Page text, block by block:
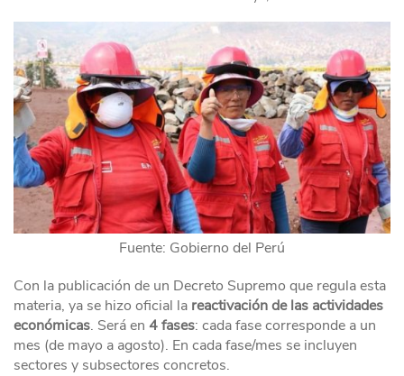
Fuente: Gobierno del Perú
Con la publicación de un Decreto Supremo que regula esta
materia, ya se hizo oficial la reactivación de las actividades
económicas. Será en 4 fases: cada fase corresponde a un
mes (de mayo a agosto). En cada fase/mes se incluyen
sectores y subsectores concretos.